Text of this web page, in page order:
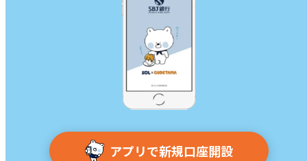
アプリで新規口座開設